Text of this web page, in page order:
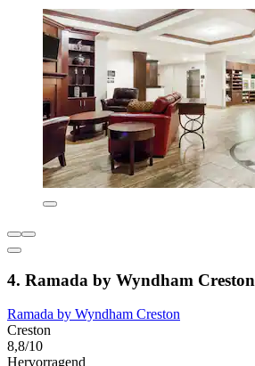
4. Ramada by Wyndham Creston
Ramada by Wyndham Creston
Creston
8,8/10
Hervorragend